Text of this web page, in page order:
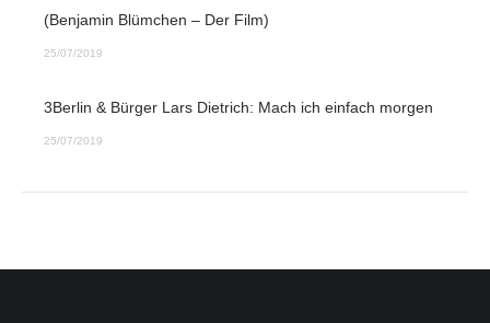
(Benjamin Blümchen – Der Film)
25/07/2019
3Berlin & Bürger Lars Dietrich: Mach ich einfach morgen
25/07/2019